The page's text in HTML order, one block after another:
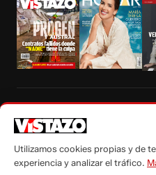
autorización escrita de su titular, de
Utilizamos cookies propias y de
experiencia y analizar el tráfico.